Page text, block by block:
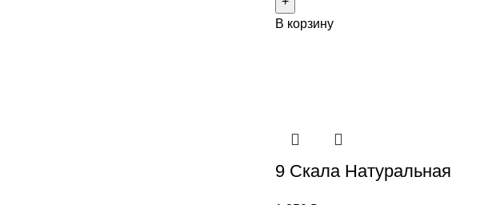
В корзину
9 Скала Натуральная